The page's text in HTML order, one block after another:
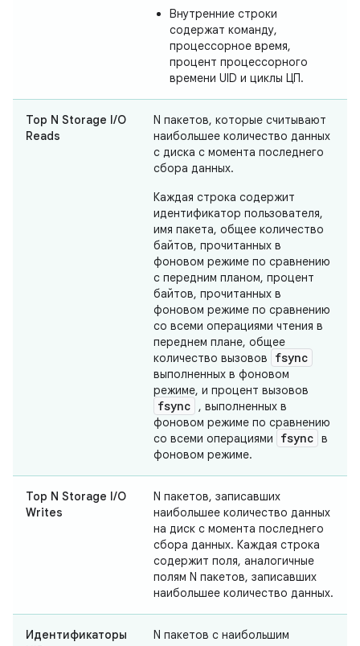
Внутренние строки
содержат команду,
процессорное время,
процент процессорного
времени UID и циклы ЦП.
Top N Storage I/O
Reads
N пакетов, которые считывают
наибольшее количество данных
с диска с момента последнего
сбора данных.
Каждая строка содержит
идентификатор пользователя,
имя пакета, общее количество
байтов, прочитанных в
фоновом режиме по сравнению
с передним планом, процент
байтов, прочитанных в
фоновом режиме по сравнению
со всеми операциями чтения в
переднем плане, общее
количество вызовов
fsync
выполненных в фоновом
режиме, и процент вызовов
fsync
, выполненных в
фоновом режиме по сравнению
со всеми операциями
fsync в
фоновом режиме.
Top N Storage I/O
Writes
N пакетов, записавших
наибольшее количество данных
на диск с момента последнего
сбора данных. Каждая строка
содержит поля, аналогичные
полям N пакетов, записавших
наибольшее количество данных.
Идентификаторы
N пакетов с наибольшим